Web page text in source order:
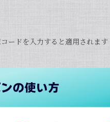
ードを入力すると適用されます